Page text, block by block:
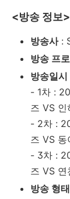
<방송 정보>
방송사:
방송 프
방송일시
- 1차 :
즈 VS 인
- 2차 :
즈 VS 동
- 3차 :
즈 VS 연
방송 형태